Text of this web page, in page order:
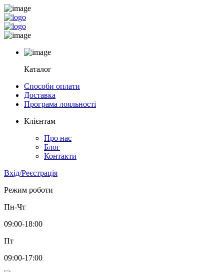
Каталог
Способи оплати
Доставка
Програма лояльності
Клієнтам
Про нас
Блог
Контакти
Вхід/Реєстрація
Режим роботи
Пн-Чт
09:00-18:00
Пт
09:00-17:00